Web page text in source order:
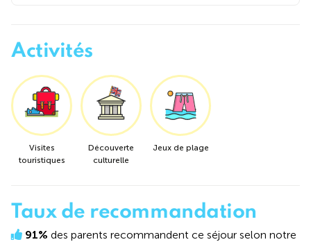
Activités
Visites
touristiques
Découverte
culturelle
Jeux de plage
Taux de recommandation
91% des parents recommandent ce séjour selon notre